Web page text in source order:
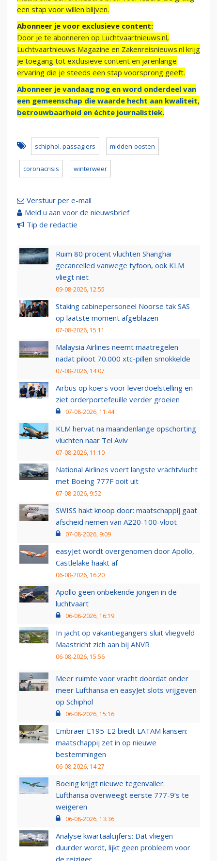
een stap voor willen blijven.
Abonneer je voor exclusieve content:
Door je te abonneren op Luchtvaartnieuws.nl,
Luchtvaartnieuws Magazine en Zakenreisnieuws.nl krijg
je toegang tot exclusieve content en jarenlange
ervaring die je steeds een stap voorsprong geeft.
Abonneer je vandaag nog en word onderdeel van
een gemeenschap die waarde hecht aan kwaliteit,
betrouwbaarheid en échte journalistiek.
schiphol. passagiers midden-oosten
coronacrisis winterweer
Verstuur per e-mail
Meld u aan voor de nieuwsbrief
Tip de redactie
Ruim 80 procent vluchten Shanghai
gecancelled vanwege tyfoon, ook KLM
vliegt niet
09-08-2026, 12:55
Staking cabinepersoneel Noorse tak SAS
op laatste moment afgeblazen
07-08-2026, 15:11
Malaysia Airlines neemt maatregelen
nadat piloot 70.000 xtc-pillen smokkelde
07-08-2026, 14:07
Airbus op koers voor leverdoelstelling en
ziet orderportefeuille verder groeien
07-08-2026, 11:44
KLM hervat na maandenlange opschorting
vluchten naar Tel Aviv
07-08-2026, 11:10
National Airlines voert langste vrachtvlucht
met Boeing 777F ooit uit
07-08-2026, 9:52
SWISS hakt knoop door: maatschappij gaat
afscheid nemen van A220-100-vloot
07-08-2026, 9:09
easyJet wordt overgenomen door Apollo,
Castlelake haakt af
06-08-2026, 16:20
Apollo geen onbekende jongen in de
luchtvaart
06-08-2026, 16:19
In jacht op vakantiegangers sluit vliegveld
Maastricht zich aan bij ANVR
06-08-2026, 15:56
Meer ruimte voor vracht doordat onder
meer Lufthansa en easyJet slots vrijgeven
op Schiphol
06-08-2026, 15:16
Embraer E195-E2 biedt LATAM kansen:
maatschappij zet in op nieuwe
bestemmingen
06-08-2026, 14:27
Boeing krijgt nieuwe tegenvaller:
Lufthansa overweegt eerste 777-9’s te
weigeren
06-08-2026, 13:36
Analyse kwartaalcijfers: Dat vliegen
duurder wordt, lijkt geen probleem voor